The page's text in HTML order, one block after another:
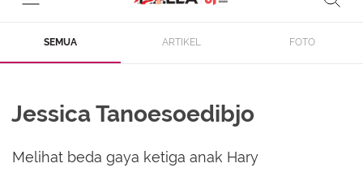
SEMUA ARTIKEL FOTO
Jessica Tanoesoedibjo
Melihat beda gaya ketiga anak Hary